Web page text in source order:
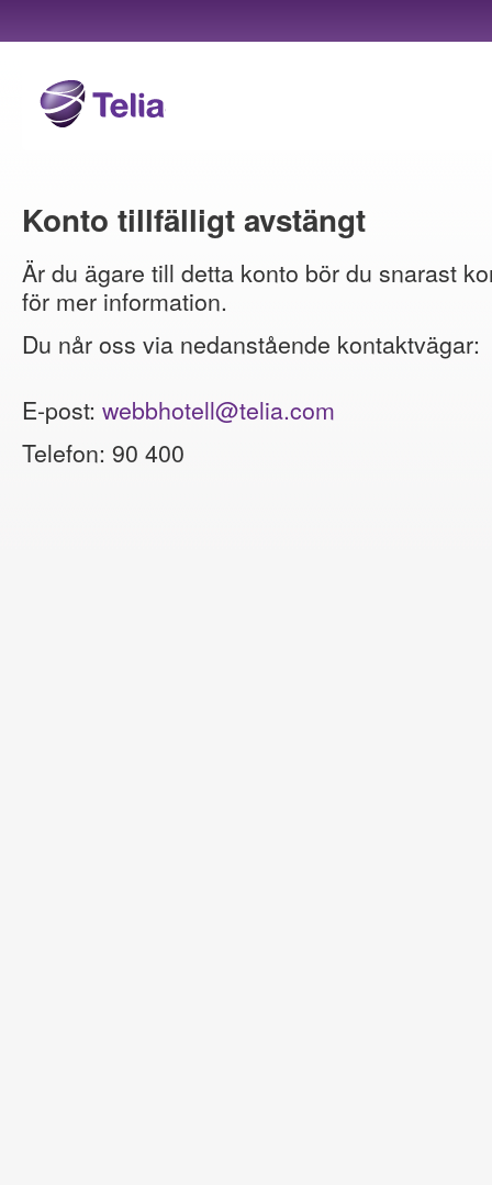
Konto tillfälligt avstängt
Är du ägare till detta konto bör du snarast
för mer information.
Du når oss via nedanstående kontaktvägar:
E-post: webbhotell@telia.com
Telefon: 90 400